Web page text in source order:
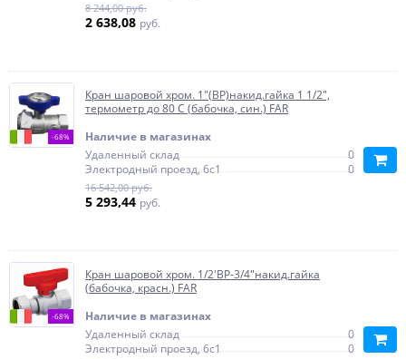
8 244,00 руб.
2 638,08 руб.
-68%
Кран шаровой хром. 1"(ВР)накид.гайка 1 1/2",
термометр до 80 С (бабочка, син.) FAR
Наличие в магазинах
Удаленный склад
0
Электродный проезд, 6с1
0
16 542,00 руб.
5 293,44 руб.
-68%
Кран шаровой хром. 1/2'ВР-3/4"накид.гайка
(бабочка, красн.) FAR
Наличие в магазинах
Удаленный склад
0
Электродный проезд, 6с1
0